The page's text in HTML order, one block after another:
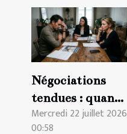
Négociations
tendues : quand
le divorce
Mercredi 22 juillet 2026
00:58